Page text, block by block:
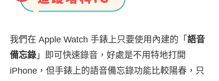
我們在 Apple Watch 手錶上只要使用內建的「 語音
備忘錄 」即可快速錄音，好處是不用特地打開
iPhone，但手錶上的語音備忘錄功能比較陽春，只